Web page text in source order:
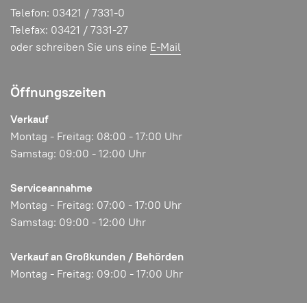
Telefon: 03421 / 7331-0
Telefax: 03421 / 7331-27
oder schreiben Sie uns eine E-Mail
Öffnungszeiten
Verkauf
Montag - Freitag: 08:00 - 17:00 Uhr
Samstag: 09:00 - 12:00 Uhr
Serviceannahme
Montag - Freitag: 07:00 - 17:00 Uhr
Samstag: 09:00 - 12:00 Uhr
Verkauf an Großkunden / Behörden
Montag - Freitag: 09:00 - 17:00 Uhr